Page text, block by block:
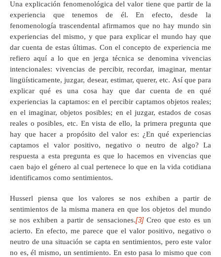
Una explicación fenomenológica del valor tiene que partir de la
experiencia que tenemos de él. En efecto, desde la
fenomenología trascendental afirmamos que no hay mundo sin
experiencias del mismo, y que para explicar el mundo hay que
dar cuenta de estas últimas. Con el concepto de experiencia me
refiero aquí a lo que en jerga técnica se denomina vivencias
intencionales: vivencias de percibir, recordar, imaginar, mentar
lingüísticamente, juzgar, desear, estimar, querer, etc. Así que para
explicar qué es una cosa hay que dar cuenta de en qué
experiencias la captamos: en el percibir captamos objetos reales;
en el imaginar, objetos posibles; en el juzgar, estados de cosas
reales o posibles, etc. En vista de ello, la primera pregunta que
hay que hacer a propósito del valor es: ¿En qué experiencias
captamos el valor positivo, negativo o neutro de algo? La
respuesta a esta pregunta es que lo hacemos en vivencias que
caen bajo el género al cual pertenece lo que en la vida cotidiana
identificamos como sentimientos.
Husserl piensa que los valores se nos exhiben a partir de
sentimientos de la misma manera en que los objetos del mundo
se nos exhiben a partir de sensaciones.[3]Creo que esto es un
acierto. En efecto, me parece que el valor positivo, negativo o
neutro de una situación se capta en sentimientos, pero este valor
no es, él mismo, un sentimiento. En esto pasa lo mismo que con